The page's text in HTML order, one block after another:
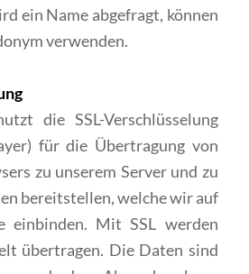
ein Name abgefragt, können
verwenden.
die SSL-Verschlüsselung
für die Übertragung von
zu unserem Server und zu
bereitstellen, welche wir auf
einbinden. Mit SSL werden
übertragen. Die Daten sind